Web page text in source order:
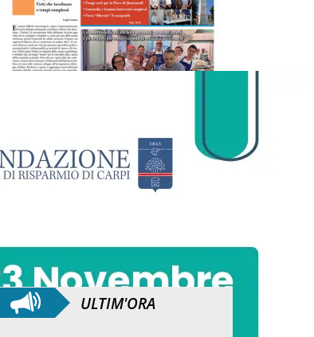
ULTIM'ORA